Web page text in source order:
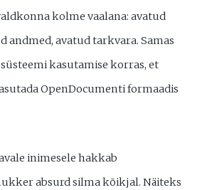
kolme vaalana: avatud
andmed, avatud tarkvara. Samas
kasutamise korras, et
OpenDocumenti formaadis
inimesele hakkab
absurd silma kõikjal. Näiteks